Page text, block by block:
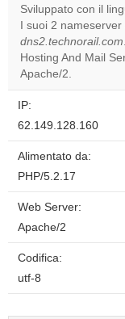
Sviluppato con il
I suoi 2
dns2.technorail.com
Hosting And Mail
Apache/2.
IP:
62.149.128.160
Alimentato da:
PHP/5.2.17
Web Server:
Apache/2
Codifica:
utf-8